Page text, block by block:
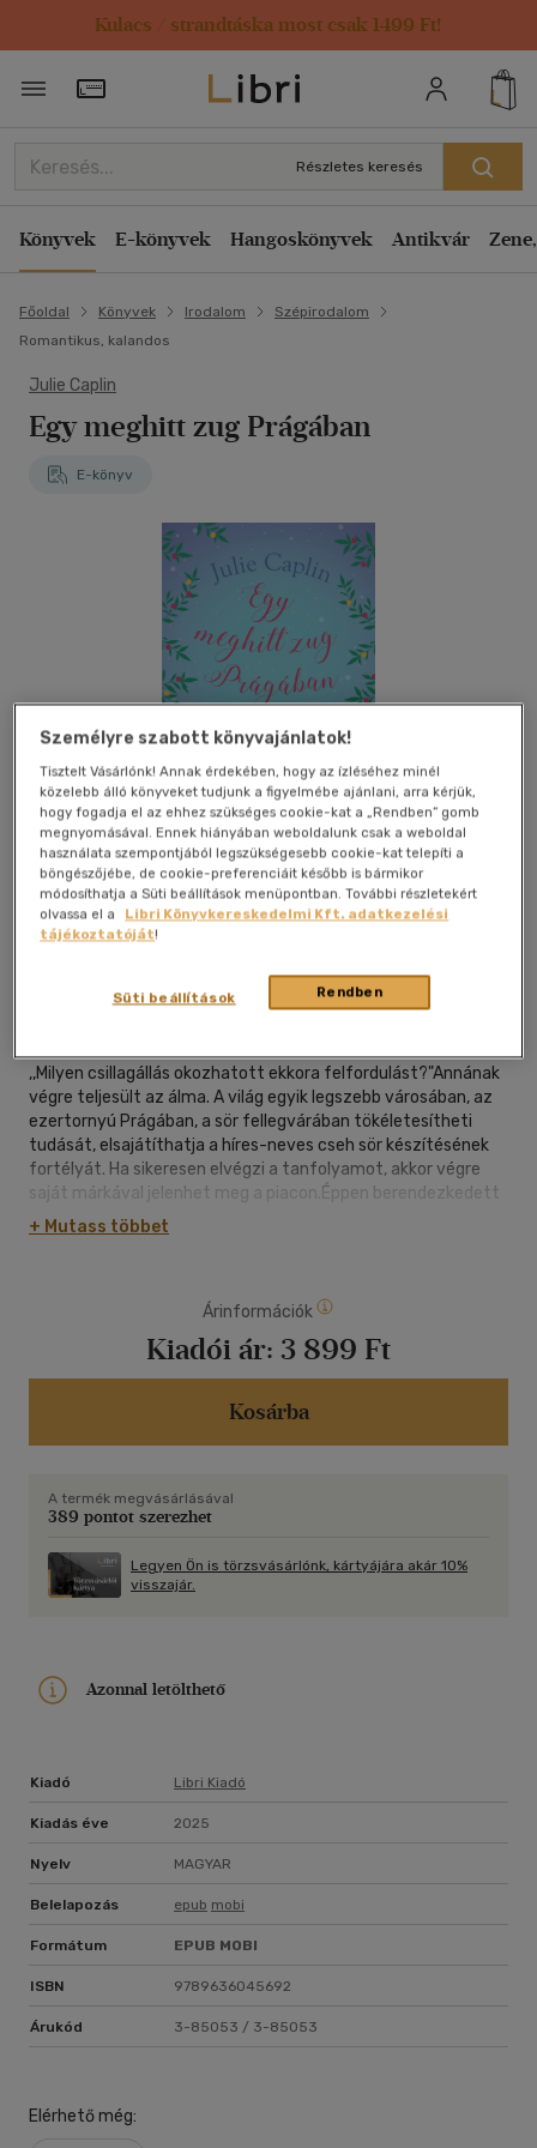
Kulacs / strandtáska most csak 1499 Ft!
Törzsvásárlói Kártya adatai
Részletes keresés
Könyvek E-könyvek Hangoskönyvek Antikvár
Főoldal Könyvek Irodalom
Szépirodalom
Romantikus, kalandos
Julie Caplin
Egy meghitt zug Prágában
E-könyv
Beleolvasok
,,Milyen csillagállás okozhatott ekkora felfordulást?"Annának
végre teljesült az álma. A világ egyik legszebb városában, az
ezertornyú Prágában, a sör fellegvárában tökéletesítheti
tudását, elsajátíthatja a híres-neves cseh sör készítésének
fortélyát. Ha sikeresen elvégzi a tanfolyamot, akkor végre
saját márkával jelenhet meg a piacon.Éppen berendezkedett
a bérelt tetőtéri lakásban, amelyből csodás kilátás nyílt a
városra, amikor megérkezett a lakótársa. Annának elakadt a
lesznek zárva.Nem a legszerencsésebb helyzet.De a közös
munka és a gyönyörű városban tett séták során lehet, hogy
lángra kap a szunnyadó szenvedély, és ismét egymásra
találnak?
+ Mutass többet
Árinformációk
Kiadói ár: 3 899 Ft
Kosárba
A termék megvásárlásával
389 pontot szerezhet
Legyen Ön is törzsvásárlónk, kártyájára akár 10%
visszajár.
Azonnal letölthető
Kiadó Libri Kiadó
Kiadás éve 2025
Nyelv MAGYAR
Belelapozás epub mobi
Formátum EPUB MOBI
ISBN 9789636045692
Árukód 3-85053 / 3-85053
Elérhető még:
Személyre szabott könyvajánlatok!
Tisztelt Vásárlónk! Annak érdekében, hogy az ízléséhez minél
közelebb álló könyveket tudjunk a figyelmébe ajánlani, arra kérjük,
hogy fogadja el az ehhez szükséges cookie-kat a „Rendben” gomb
megnyomásával. Ennek hiányában weboldalunk csak a weboldal
használata szempontjából legszükségesebb cookie-kat telepíti a
böngészőjébe, de cookie-preferenciáit később is bármikor
módosíthatja a Süti beállítások menüpontban. További részletekért
olvassa el a
Libri Könyvkereskedelmi Kft. adatkezelési
tájékoztatóját!
Rendben
Süti beállítások